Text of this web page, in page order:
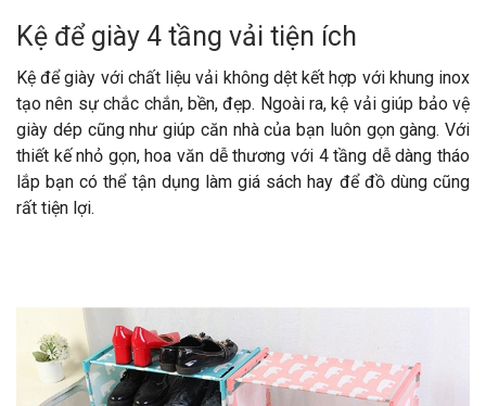
Kệ để giày 4 tầng vải tiện ích
Kệ để giày với chất liệu vải không dệt kết hợp với khung inox
tạo nên sự chắc chắn, bền, đẹp. Ngoài ra, kệ vải giúp bảo vệ
giày dép cũng như giúp căn nhà của bạn luôn gọn gàng. Với
thiết kế nhỏ gọn, hoa văn dễ thương với 4 tầng dễ dàng tháo
lắp bạn có thể tận dụng làm giá sách hay để đồ dùng cũng
rất tiện lợi.